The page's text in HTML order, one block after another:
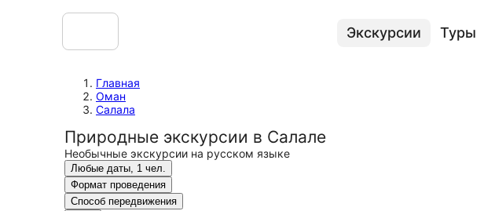
Экскурсии Туры
Главная
Оман
Салала
Природные экскурсии в Салале
Необычные экскурсии на русском языке
Любые даты, 1 чел.
Формат проведения
Способ передвижения